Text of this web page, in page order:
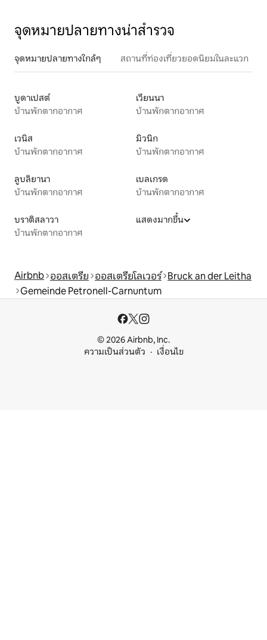
จุดหมายปลายทางน่าสำรวจ
จุดหมายปลายทางใกล้ๆ สถานที่ท่องเที่ยวยอดนิยมในละแวก
บูดาเปสต์
บ้านพักตากอากาศ
เวียนนา
บ้านพักตากอากาศ
เวนิส
บ้านพักตากอากาศ
มิวนิก
บ้านพักตากอากาศ
ลูบลิยานา
บ้านพักตากอากาศ
เบลเกรด
บ้านพักตากอากาศ
บราติสลาวา
บ้านพักตากอากาศ
แสดงมากขึ้น
Airbnb ออสเตรีย ออสเตรียโลเวอร์ Bruck an der Leitha
Gemeinde Petronell-Carnuntum
© 2026 Airbnb, Inc.
ความเป็นส่วนตัว
เงื่อนไข